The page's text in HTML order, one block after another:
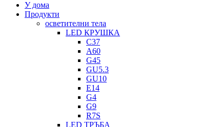
У дома
Продукти
осветителни тела
LED КРУШКА
C37
A60
G45
GU5.3
GU10
E14
G4
G9
R7S
LED ТРЪБА